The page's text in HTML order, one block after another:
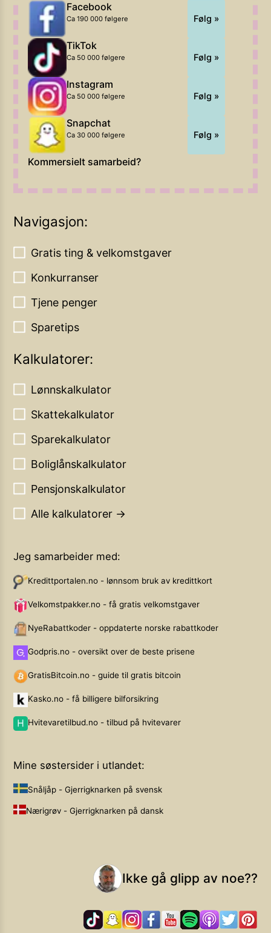
Facebook
Ca 190 000 følgere Følg »
TikTok
Ca 50 000 følgere Følg »
Instagram
Ca 50 000 følgere Følg »
Snapchat
Ca 30 000 følgere Følg »
Kommersielt samarbeid?
Navigasjon:
Gratis ting & velkomstgaver
Konkurranser
Tjene penger
Sparetips
Kalkulatorer:
Lønnskalkulator
Skattekalkulator
Sparekalkulator
Boliglånskalkulator
Pensjonskalkulator
Alle kalkulatorer →
Jeg samarbeider med:
Kredittportalen.no - lønnsom bruk av kredittkort
Velkomstpakker.no - få gratis velkomstgaver
NyeRabattkoder - oppdaterte norske rabattkoder
Godpris.no - oversikt over de beste prisene
GratisBitcoin.no - guide til gratis bitcoin
Kasko.no - få billigere bilforsikring
Hvitevaretilbud.no - tilbud på hvitevarer
Mine søstersider i utlandet:
Snåljåp - Gjerrigknarken på svensk
Nærigrøv - Gjerrigknarken på dansk
Ikke gå glipp av noe??